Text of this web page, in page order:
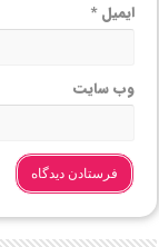
ایمیل*
وب‌ سایت